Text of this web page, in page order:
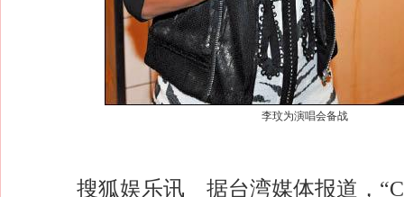
李玟为演唱会备战
搜狐娱乐讯 据台湾媒体报道，